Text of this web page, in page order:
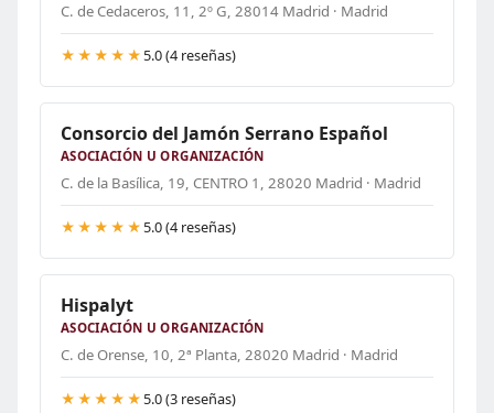
C. de Cedaceros, 11, 2º G, 28014 Madrid · Madrid
★★★★★ 5.0 (4 reseñas)
Consorcio del Jamón Serrano Español
ASOCIACIÓN U ORGANIZACIÓN
C. de la Basílica, 19, CENTRO 1, 28020 Madrid · Madrid
★★★★★ 5.0 (4 reseñas)
Hispalyt
ASOCIACIÓN U ORGANIZACIÓN
C. de Orense, 10, 2ª Planta, 28020 Madrid · Madrid
★★★★★ 5.0 (3 reseñas)